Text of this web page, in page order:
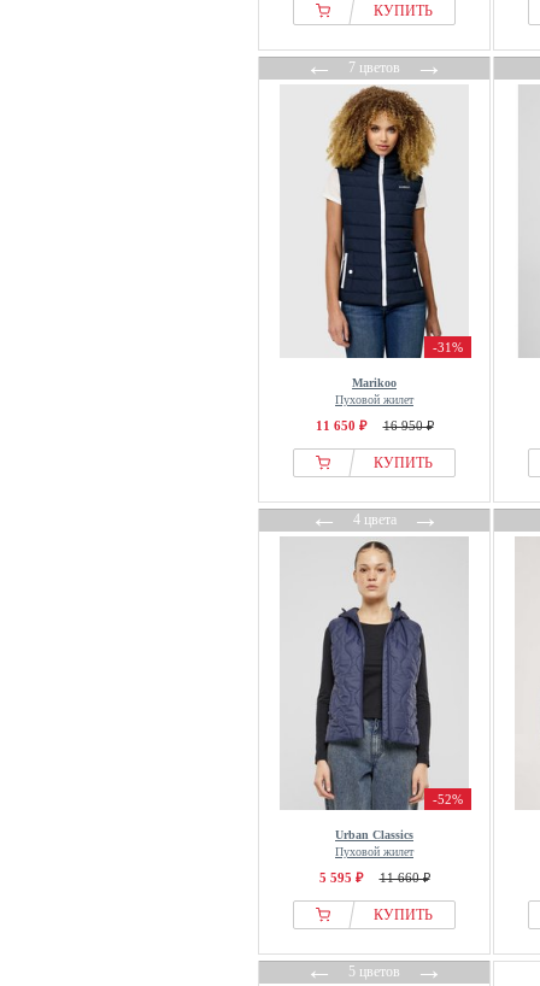
КУПИТЬ
←7 цветов→
-31%
Marikoo
Пуховой жилет
11 650 ₽ 16 950 ₽
КУПИТЬ
←4 цвета→
-52%
Urban Classics
Пуховой жилет
5 595 ₽ 11 660 ₽
КУПИТЬ
←5 цветов→